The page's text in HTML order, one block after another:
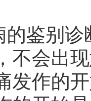
的鉴别
不会出
发作的